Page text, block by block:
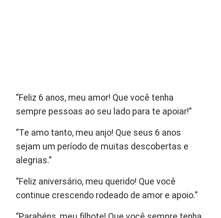
“Feliz 6 anos, meu amor! Que você tenha
sempre pessoas ao seu lado para te apoiar!”
“Te amo tanto, meu anjo! Que seus 6 anos
sejam um período de muitas descobertas e
alegrias.”
“Feliz aniversário, meu querido! Que você
continue crescendo rodeado de amor e apoio.”